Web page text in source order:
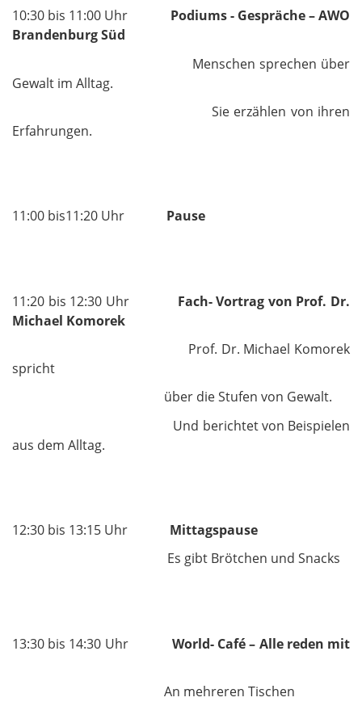
10:30 bis 11:00 Uhr Podiums - Gespräche – AWO
Brandenburg Süd
Menschen sprechen über
Gewalt im Alltag.
Sie erzählen von ihren
Erfahrungen.
11:00 bis11:20 Uhr Pause
11:20 bis 12:30 Uhr Fach- Vortrag von Prof. Dr.
Michael Komorek
Prof. Dr. Michael Komorek
spricht
über die Stufen von Gewalt.
Und berichtet von Beispielen
aus dem Alltag.
12:30 bis 13:15 Uhr Mittagspause
Es gibt Brötchen und Snacks
13:30 bis 14:30 UhrWorld- Café – Alle reden mit
An mehreren Tischen